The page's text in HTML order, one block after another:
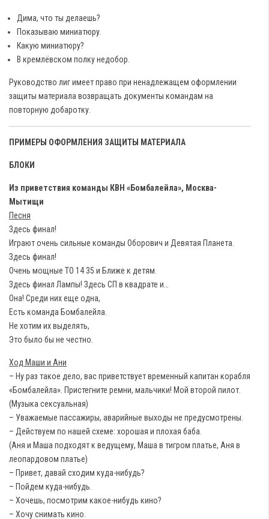
Дима, что ты делаешь?
Показываю миниатюру.
Какую миниатюру?
В кремлёвском полку недобор.
Руководство лиг имеет право при ненадлежащем оформлении
защиты материала возвращать документы командам на
повторную добаротку.
ПРИМЕРЫ ОФОРМЛЕНИЯ ЗАЩИТЫ МАТЕРИАЛА
БЛОКИ
Из приветствия команды КВН «Бомбалейла», Москва-
Мытищи
Песня
Здесь финал!
Играют очень сильные команды Оборович и Девятая Планета.
Здесь финал!
Очень мощные ТО 14 35 и Ближе к детям.
Здесь финал Лампы! Здесь СП в квадрате и…
Она! Среди них еще одна,
Есть команда Бомбалейла.
Не хотим их выделять,
Это было бы не честно.
Ход Маши и Ани
– Ну раз такое дело, вас приветствует временный капитан корабля
«Бомбалейла». Пристегните ремни, мальчики! Мой второй пилот.
(Музыка сексуальная)
– Уважаемые пассажиры, аварийные выходы не предусмотрены.
– Действуем по нашей схеме: хорошая и плохая баба.
(Аня и Маша подходят к ведущему, Маша в тигром платье, Аня в
леопардовом платье)
– Привет, давай сходим куда-нибудь?
– Пойдем куда-нибудь.
– Хочешь, посмотрим какое-нибудь кино?
– Хочу снимать кино.